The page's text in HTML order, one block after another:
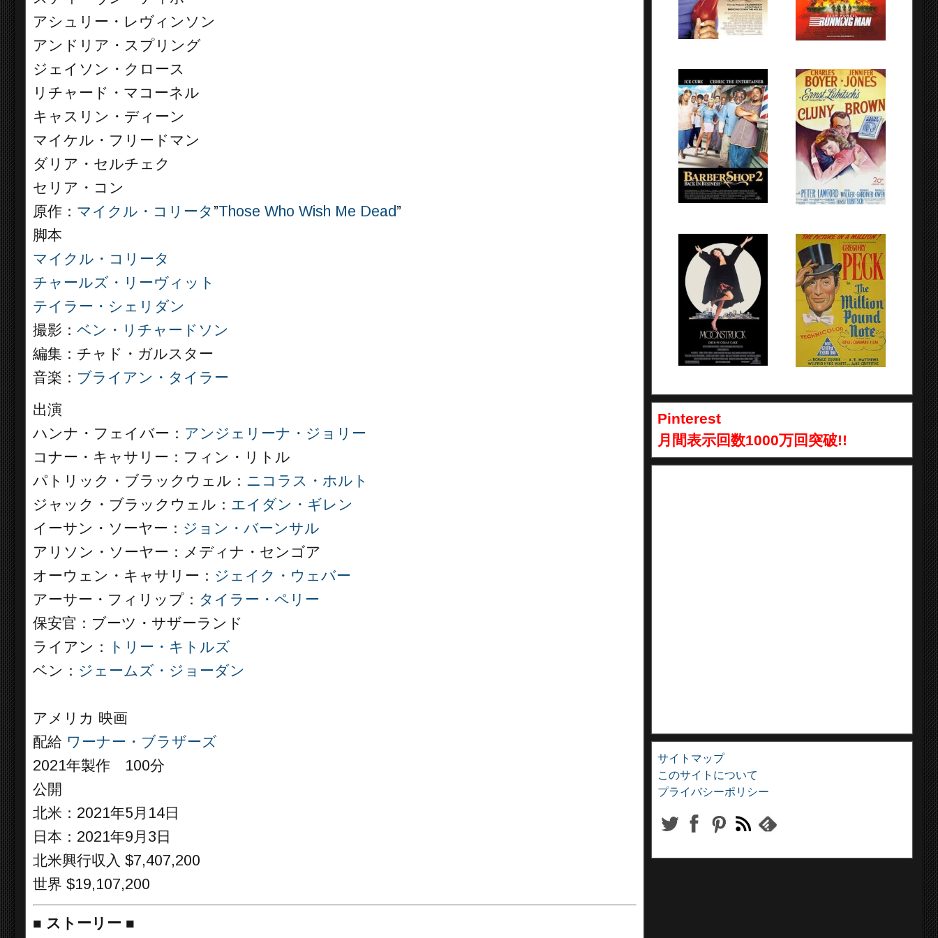
アシュリー・レヴィンソン
アンドリア・スプリング
ジェイソン・クロース
リチャード・マコーネル
キャスリン・ディーン
マイケル・フリードマン
ダリア・セルチェク
セリア・コン
原作： マイクル・コリータ ”Those Who Wish Me Dead”
脚本
マイクル・コリータ
チャールズ・リーヴィット
テイラー・シェリダン
撮影： ベン・リチャードソン
編集：チャド・ガルスター
音楽： ブライアン・タイラー
出演
ハンナ・フェイバー： アンジェリーナ・ジョリー
コナー・キャサリー：フィン・リトル
パトリック・ブラックウェル： ニコラス・ホルト
ジャック・ブラックウェル： エイダン・ギレン
イーサン・ソーヤー： ジョン・バーンサル
アリソン・ソーヤー：メディナ・センゴア
オーウェン・キャサリー： ジェイク・ウェバー
アーサー・フィリップ： タイラー・ペリー
保安官：ブーツ・サザーランド
ライアン：
トリー・キトルズ
ベン： ジェームズ・ジョーダン
アメリカ 映画
配給 ワーナー・ブラザーズ
2021年製作 100分
公開
北米：2021年5月14日
日本：2021年9月3日
北米興行収入 $7,407,200
世界 $19,107,200
■ ストーリー ■
Pinterest
月間表示回数1000万回突破!!
サイトマップ
このサイトについて
プライバシーポリシー